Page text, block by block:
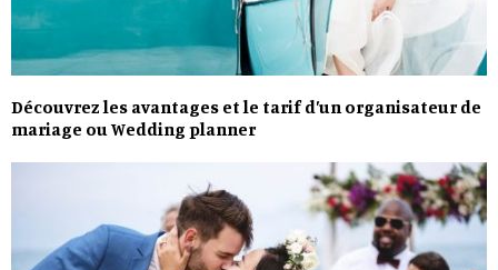
Découvrez les avantages et le tarif d’un organisateur de
mariage ou Wedding planner